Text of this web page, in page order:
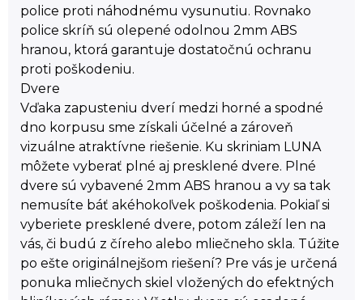
police proti náhodnému vysunutiu. Rovnako
police skríň sú olepené odolnou 2mm ABS
hranou, ktorá garantuje dostatočnú ochranu
proti poškodeniu.
Dvere
Vďaka zapusteniu dverí medzi horné a spodné
dno korpusu sme získali účelné a zároveň
vizuálne atraktívne riešenie. Ku skriniam LUNA
môžete vyberať plné aj presklené dvere. Plné
dvere sú vybavené 2mm ABS hranou a vy sa tak
nemusíte báť akéhokoľvek poškodenia. Pokiaľ si
vyberiete presklené dvere, potom záleží len na
vás, či budú z číreho alebo mliečneho skla. Túžite
po ešte originálnejšom riešení? Pre vás je určená
ponuka mliečnych skiel vložených do efektných